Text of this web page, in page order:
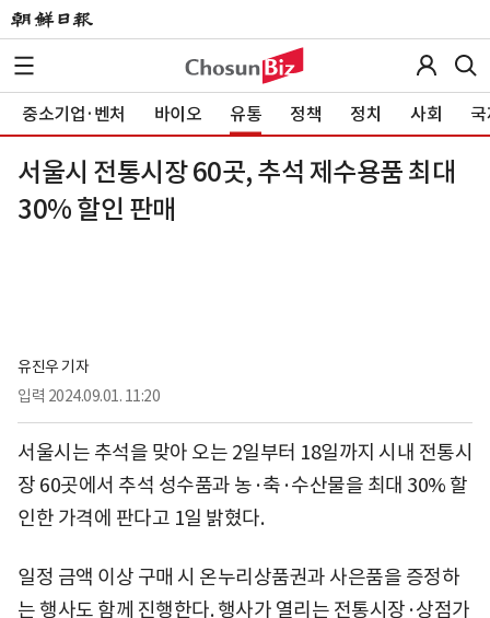
중소기업·벤처 바이오 유통 정책 정치 사회
서울시 전통시장 60곳, 추석 제수용품 최대
30% 할인 판매
유진우 기자
입력 2024.09.01. 11:20
서울시는 추석을 맞아 오는 2일부터 18일까지 시내 전통시
장 60곳에서 추석 성수품과 농·축·수산물을 최대 30% 할
인한 가격에 판다고 1일 밝혔다.
일정 금액 이상 구매 시 온누리상품권과 사은품을 증정하
는 행사도 함께 진행한다. 행사가 열리는 전통시장·상점가